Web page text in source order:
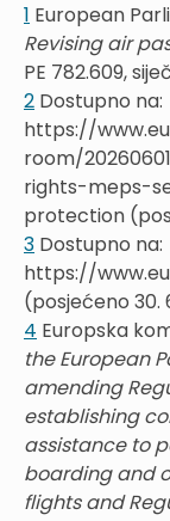
1 European
Revising air
PE 782.609,
2 Dostupno na:
https://
room/
rights-meps-
protection
3 Dostupno na:
https://
(posjećeno 30.
4 Europska
the European
amending
establishing
assistance to
boarding and
flights and